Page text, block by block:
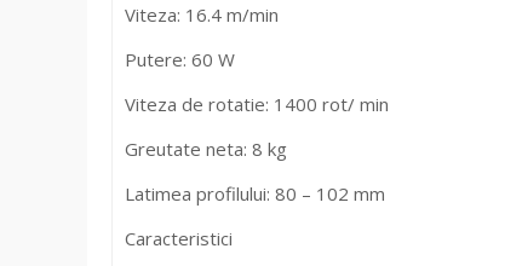
Viteza: 16.4 m/min
Putere: 60 W
Viteza de rotatie: 1400 rot/ min
Greutate neta: 8 kg
Latimea profilului: 80 – 102 mm
Caracteristici